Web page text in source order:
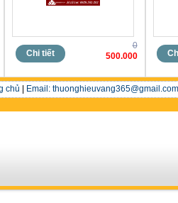
Chi tiết
0
500.000
chủ Email: